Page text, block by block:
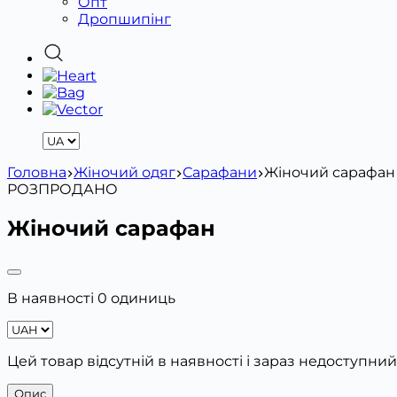
Дропшипінг
Головна Жіночий одяг Сарафани Жіночий сарафан
РОЗПРОДАНО
Жіночий сарафан
В наявності 0 одиниць
Цей товар відсутній в наявності і зараз
Опис